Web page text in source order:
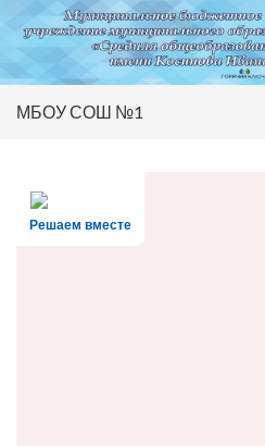
МБОУ СОШ №1
Решаем вместе